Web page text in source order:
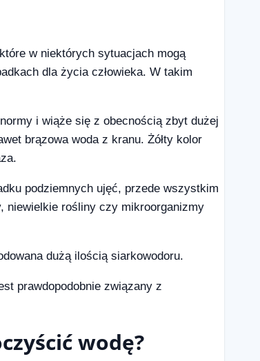
w niektórych sytuacjach mogą
dla życia człowieka. W takim
i wiąże się z obecnością zbyt dużej
brązowa woda z kranu. Żółty kolor
podziemnych ujęć, przede wszystkim
niewielkie rośliny czy mikroorganizmy
dużą ilością siarkowodoru.
prawdopodobnie związany z
wodę?